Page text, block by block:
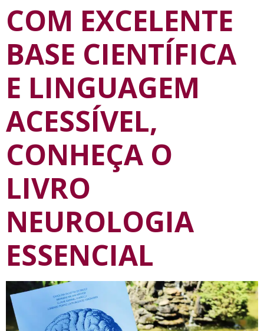
COM EXCELENTE
BASE CIENTÍFICA
E LINGUAGEM
ACESSÍVEL,
CONHEÇA O
LIVRO
NEUROLOGIA
ESSENCIAL